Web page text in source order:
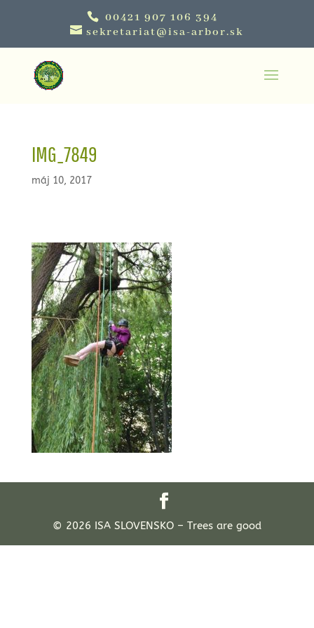
00421 907 106 394
sekretariat@isa-arbor.sk
IMG_7849
máj 10, 2017
© 2026 ISA SLOVENSKO – Trees are good